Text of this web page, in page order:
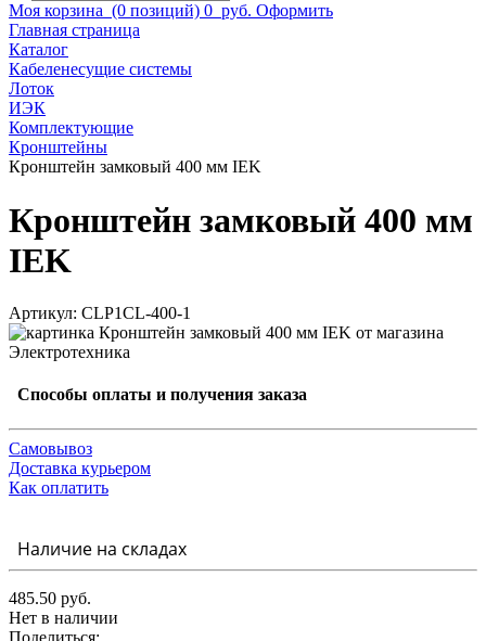
Моя корзина (0 позиций) 0 руб. Оформить
Главная страница
Каталог
Кабеленесущие системы
Лоток
ИЭК
Комплектующие
Кронштейны
Кронштейн замковый 400 мм IEK
Кронштейн замковый 400 мм
IEK
Артикул: CLP1CL-400-1
Способы оплаты и получения заказа
Самовывоз
Доставка курьером
Как оплатить
Наличие на складах
485.50 руб.
Нет в наличии
Поделиться: